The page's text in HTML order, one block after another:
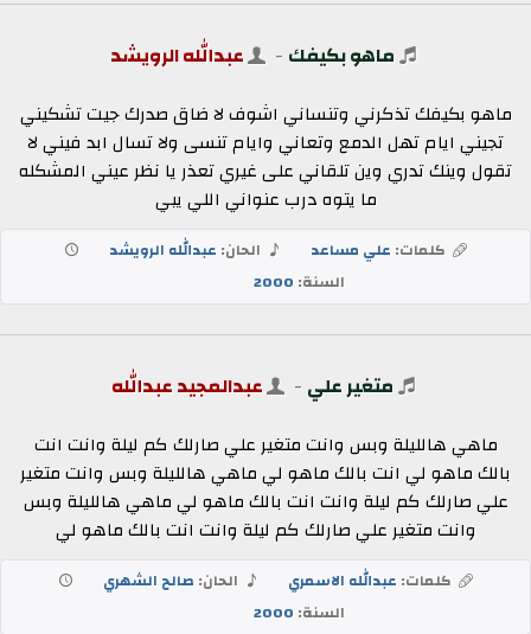
ماهو بكيفك - عبدالله الرويشد
ماهو بكيفك تذكرني وتنساني اشوف لا ضاق صدرك جيت تشكيني
تجيني ايام تهل الدمع وتعاني وايام تنسى ولا تسال ابد فيني لا
تقول وينك تدري وين تلقاني على غيري تعذر يا نظر عيني المشكله
ما يتوه درب عنواني اللي يبي
كلمات: علي مساعد الحان: عبدالله الرويشد
السنة: 2000
متغير علي - عبدالمجيد عبدالله
ماهي هالليلة وبس وانت متغير علي صارلك كم ليلة وانت انت
بالك ماهو لي انت بالك ماهو لي ماهي هالليلة وبس وانت متغير
علي صارلك كم ليلة وانت انت بالك ماهو لي ماهي هالليلة وبس
وانت متغير علي صارلك كم ليلة وانت انت بالك ماهو لي
كلمات: عبدالله الاسمري الحان: صالح الشهري
السنة: 2000